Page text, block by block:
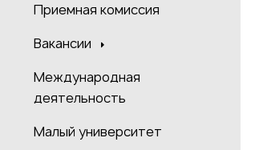
Приемная комиссия
Вакансии
Международная
деятельность
Малый университет